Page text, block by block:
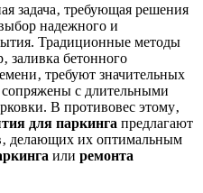
задача‚ требующая решения
надежного и
Традиционные методы
заливка бетонного
требуют значительных
с длительными
В противовес этому‚
для паркинга предлагают
делающих их оптимальным
или ремонта